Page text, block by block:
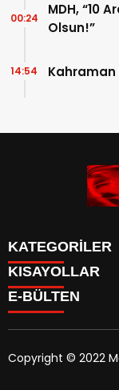
MDH, “10
Olsun!”
00:24
Kahraman
14:54
KATEGORİLER
Siyaset
Eğitim
Yazarlar
KISAYOLLAR
E-BÜLTEN
Copyright © 2022